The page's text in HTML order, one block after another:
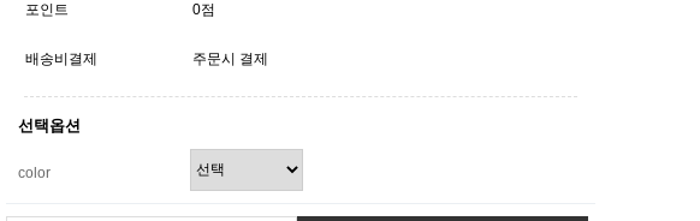
포인트 0점
배송비결제 주문시 결제
선택옵션
color